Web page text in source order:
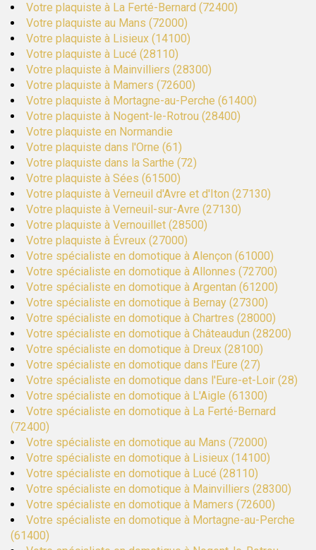
Votre plaquiste à La Ferté-Bernard (72400)
Votre plaquiste au Mans (72000)
Votre plaquiste à Lisieux (14100)
Votre plaquiste à Lucé (28110)
Votre plaquiste à Mainvilliers (28300)
Votre plaquiste à Mamers (72600)
Votre plaquiste à Mortagne-au-Perche (61400)
Votre plaquiste à Nogent-le-Rotrou (28400)
Votre plaquiste en Normandie
Votre plaquiste dans l'Orne (61)
Votre plaquiste dans la Sarthe (72)
Votre plaquiste à Sées (61500)
Votre plaquiste à Verneuil d'Avre et d'Iton (27130)
Votre plaquiste à Verneuil-sur-Avre (27130)
Votre plaquiste à Vernouillet (28500)
Votre plaquiste à Évreux (27000)
Votre spécialiste en domotique à Alençon (61000)
Votre spécialiste en domotique à Allonnes (72700)
Votre spécialiste en domotique à Argentan (61200)
Votre spécialiste en domotique à Bernay (27300)
Votre spécialiste en domotique à Chartres (28000)
Votre spécialiste en domotique à Châteaudun (28200)
Votre spécialiste en domotique à Dreux (28100)
Votre spécialiste en domotique dans l'Eure (27)
Votre spécialiste en domotique dans l'Eure-et-Loir (28)
Votre spécialiste en domotique à L'Aigle (61300)
Votre spécialiste en domotique à La Ferté-Bernard
(72400)
Votre spécialiste en domotique au Mans (72000)
Votre spécialiste en domotique à Lisieux (14100)
Votre spécialiste en domotique à Lucé (28110)
Votre spécialiste en domotique à Mainvilliers (28300)
Votre spécialiste en domotique à Mamers (72600)
Votre spécialiste en domotique à Mortagne-au-Perche
(61400)